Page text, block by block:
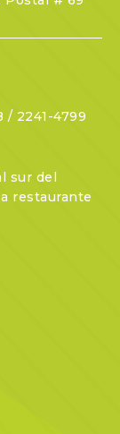
/ 2241-4799
sur del
restaurante